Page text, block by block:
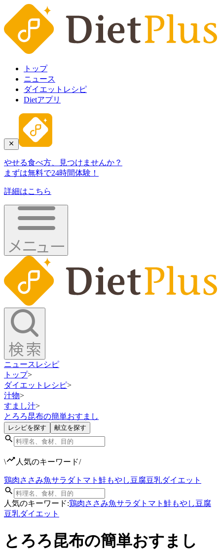
トップ
ニュース
ダイエットレシピ
Dietアプリ
やせる食べ方、見つけませんか？
まずは無料で24時間体験！
詳細はこちら
ニュース レシピ
トップ>
ダイエットレシピ>
汁物>
すまし汁>
とろろ昆布の簡単おすまし
レシピを探す 献立を探す
\ 人気のキーワード/
鶏肉ささみ魚サラダトマト 鮭 もやし豆腐豆乳ダイエット
人気のキーワード:鶏肉ささみ魚サラダトマト 鮭 もやし豆腐
豆乳ダイエット
とろろ昆布の簡単おすまし